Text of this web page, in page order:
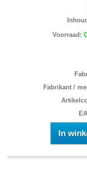
Voorraad:
Fabrikant /
In